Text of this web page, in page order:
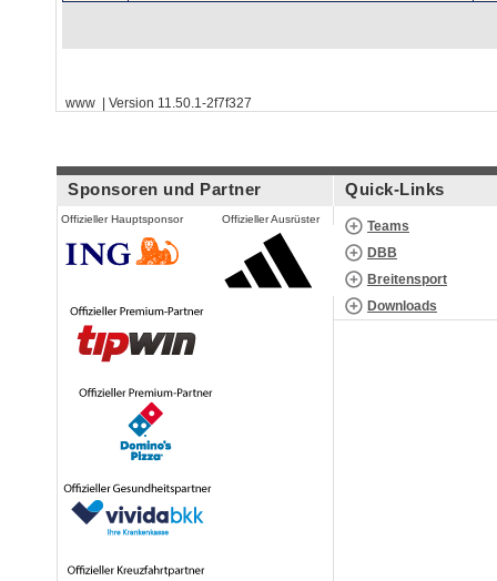
www | Version 11.50.1-2f7f327
Sponsoren und Partner
Offizieller Hauptsponsor Offizieller Ausrüster
Quick-Links
Teams
DBB
Breitensport
Downloads